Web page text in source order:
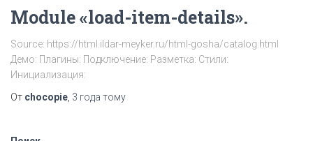
Module «load-item-details».
Source: https://html.ildar-meyker.ru/html-gosha/catalog.html
Демо: Плагины: Подключение: Разметка: Стили:
Инициализация:
От chocopie 3 года тому